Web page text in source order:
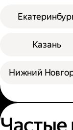
Казань
Нижний